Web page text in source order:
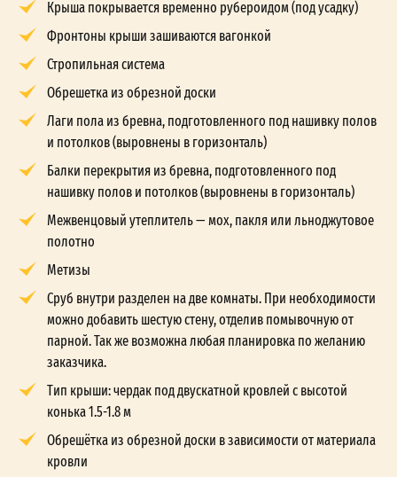
Крыша покрывается временно рубероидом (под усадку)
Фронтоны крыши зашиваются вагонкой
Стропильная система
Обрешетка из обрезной доски
Лаги пола из бревна, подготовленного под нашивку полов
и потолков (выровнены в горизонталь)
Балки перекрытия из бревна, подготовленного под
нашивку полов и потолков (выровнены в горизонталь)
Межвенцовый утеплитель — мох, пакля или льноджутовое
полотно
Метизы
Сруб внутри разделен на две комнаты. При необходимости
можно добавить шестую стену, отделив помывочную от
парной. Так же возможна любая планировка по желанию
заказчика.
Тип крыши: чердак под двускатной кровлей с высотой
конька 1.5-1.8 м
Обрешётка из обрезной доски в зависимости от материала
кровли